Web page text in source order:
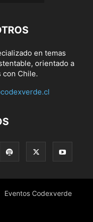
en temas
orientado a
con Chile.
Eventos Codexverde